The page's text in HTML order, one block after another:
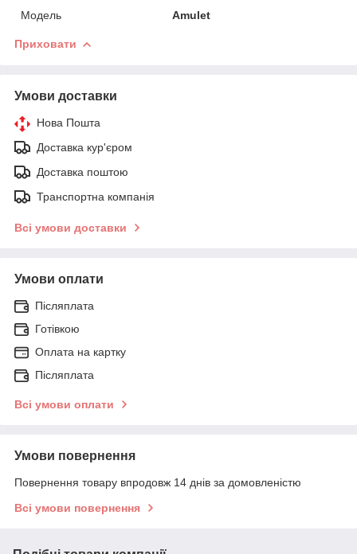
Мoдель
Amulet
Приховати
Умови доставки
Нова Пошта
Доставка кур'єром
Доставка поштою
Транспортна компанія
Всі умови доставки
Умови оплати
Післяплата
Готівкою
Оплата на картку
Післяплата
Всі умови оплати
Умови повернення
Повернення товару впродовж 14 днів за домовленістю
Всі умови повернення